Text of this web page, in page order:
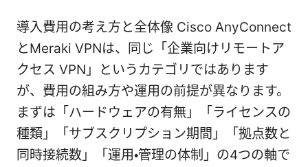
導入費用の考え方と全体像 Cisco AnyConnect
とMeraki VPNは、同じ「企業向けリモートア
クセス VPN」というカテゴリではあります
が、費用の組み方や運用の前提が異なります。
まずは「ハードウェアの有無」「ライセンスの
種類」「サブスクリプション期間」「拠点数と
同時接続数」「運用・管理の体制」の4つの軸で